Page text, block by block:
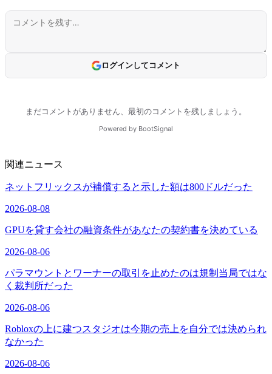
関連ニュース
ネットフリックスが補償すると示した額は800ドルだった
2026-08-08
GPUを貸す会社の融資条件があなたの契約書を決めている
2026-08-06
パラマウントとワーナーの取引を止めたのは規制当局ではな
く裁判所だった
2026-08-06
Robloxの上に建つスタジオは今期の売上を自分では決められ
なかった
2026-08-06